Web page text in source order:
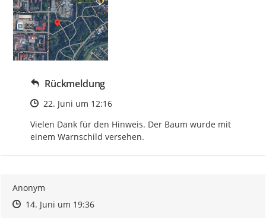
Rückmeldung
Zeitpunkt des Erstellens
22. Juni um 12:16
Vielen Dank für den Hinweis. Der Baum wurde mit
einem Warnschild versehen.
Anonym
Zeitpunkt des Erstellens
Zeitpunkt des Erstellens
14. Juni um 19:36Zur Äußerung